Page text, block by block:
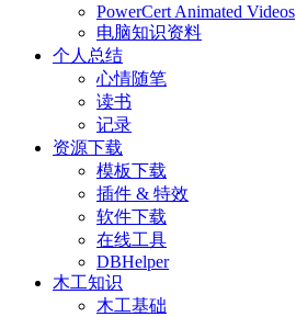
PowerCert Animated Videos
电脑知识资料
个人总结
心情随笔
读书
记录
资源下载
模板下载
插件 & 特效
软件下载
在线工具
DBHelper
木工知识
木工基础